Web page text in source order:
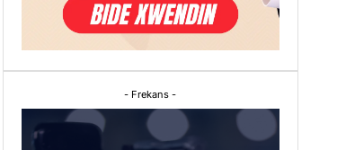
- Frekans -